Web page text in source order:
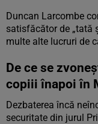
Duncan Larcombe
satisfăcător de „tată
multe alte lucruri de
De ce se
copiii înapoi în
Dezbaterea încă
securitate din jurul